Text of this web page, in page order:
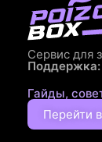
Сервис для
Поддержка:
Гайды,
Перейти